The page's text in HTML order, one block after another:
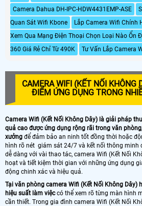
Camera Dahua DH-IPC-HDW4431EMP-ASE
Quan Sát Wifi Kbone
Lắp Camera Wifi Chính
Xem Qua Mạng Điện Thoại Chọn Loại Nào Ổn
360 Giá Rẻ Chỉ Từ 490K
Tư Vấn Lắp Camera
CAMERA WIFI (KẾT NỐI KHÔNG
ĐIỂM ỨNG DỤNG TRONG
Camera Wifi (Kết Nối Không Dây) là giải pháp
quả cao được ứng dụng rộng rãi trong văn
xưởng để đảm bảo an ninh tốt đồng thời hoặc
hình rõ nét giám sát 24/7 và kết nối thông minh
dễ dàng với vài thao tác, camera Wifi (Kết Nối
hoạt và tiết kiệm thời gian với những ứng dụng
động chinh xác và hiệu quả.
Tại văn phòng camera Wifi (Kết Nối Không Dây)
hiệu suất làm việccó thể xem rõ từng màn hình
cần thiết. Trong gia đình camera Wifi (Kết Nối